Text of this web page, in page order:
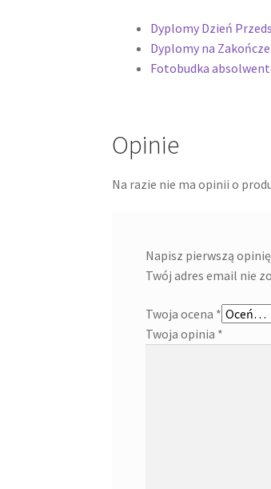
Dyplomy Dzień
Dyplomy na
Fotobudka
Opinie
Na razie nie ma opinii o
Napisz pierwszą
Twój adres email nie
Twoja ocena *
Twoja opinia *